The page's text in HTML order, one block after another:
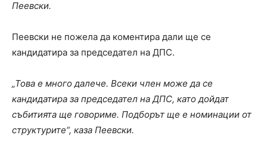
Пеевски.
Пеевски не пожела да коментира дали ще се
кандидатира за председател на ДПС.
„Това е много далече. Всеки член може да се
кандидатира за председател на ДПС, като дойдат
събитията ще говориме. Подборът ще е номинации от
структурите“, каза Пеевски.